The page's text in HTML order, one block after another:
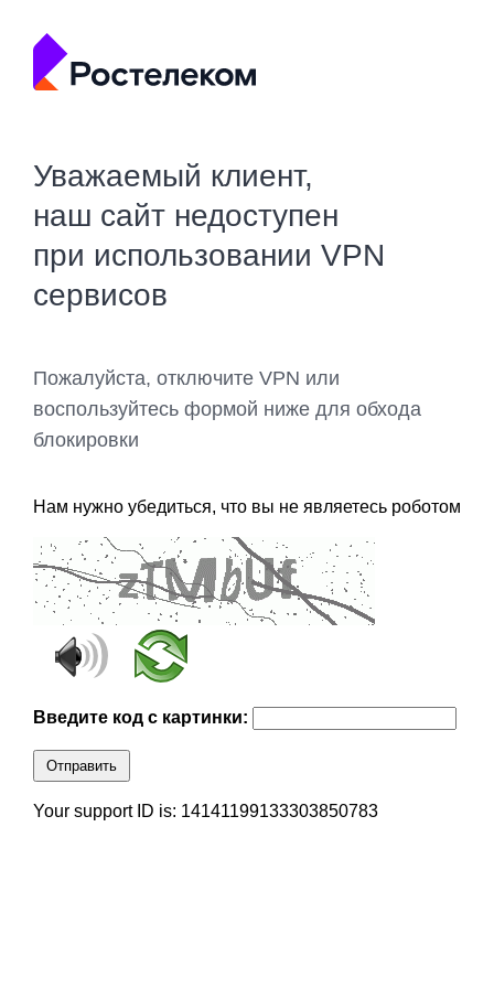
Уважаемый клиент,
наш сайт недоступен
при использовании VPN
сервисов
Пожалуйста, отключите VPN или
воспользуйтесь формой ниже для обхода
блокировки
Нам нужно убедиться, что вы не являетесь роботом
Введите код с картинки:
Отправить
Your support ID is: 14141199133303850783